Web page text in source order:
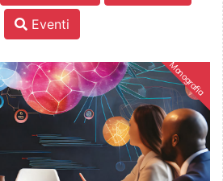
Eventi
Monografia